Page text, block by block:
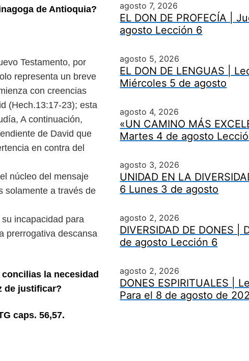
de Antioquia?
Testamento, por
representa un breve
con creencias
(Hech.13:17-23); esta
A continuación,
de David que
en contra del
núcleo del mensaje
solamente a través de
incapacidad para
prerrogativa descansa
la necesidad
de justificar?
caps. 56,57.
agosto 7, 2026
EL DON DE PROFECÍA |
agosto Lección 6
agosto 5, 2026
EL DON DE LENGUAS |
Miércoles 5 de agosto
agosto 4, 2026
«UN CAMINO MÁS
Martes 4 de agosto
agosto 3, 2026
UNIDAD EN LA
6 Lunes 3 de agosto
agosto 2, 2026
DIVERSIDAD DE DONES |
de agosto Lección 6
agosto 2, 2026
DONES ESPIRITUALES |
Para el 8 de agosto de